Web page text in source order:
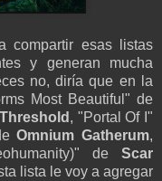
compartir esas listas
y generan mucha
no, diría que en la
Most Beautiful" de
Threshold , "Portal Of I"
Omnium Gatherum,
de Scar
lista le voy a agregar